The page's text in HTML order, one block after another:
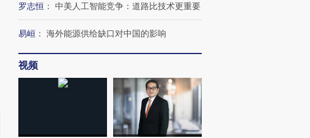
罗志恒 ： 中美人工智能竞争：道路比技术更重要
易峘 ： 海外能源供给缺口对中国的影响
视频